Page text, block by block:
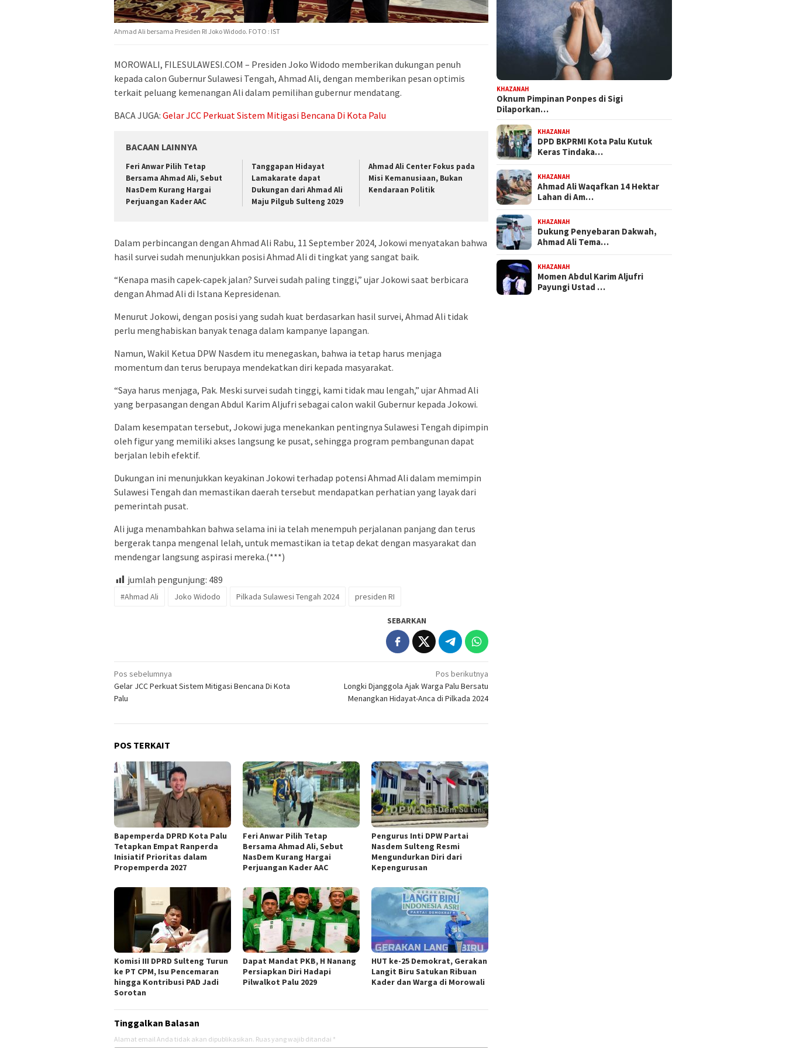
Ahmad Ali bersama Presiden RI Joko Widodo. FOTO : IST
MOROWALI, FILESULAWESI.COM – Presiden Joko Widodo memberikan dukungan penuh
kepada calon Gubernur Sulawesi Tengah, Ahmad Ali, dengan memberikan pesan optimis
terkait peluang kemenangan Ali dalam pemilihan gubernur mendatang.
BACA JUGA: Gelar JCC Perkuat Sistem Mitigasi Bencana Di Kota Palu
BACAAN LAINNYA
Feri Anwar Pilih Tetap
Bersama Ahmad Ali, Sebut
NasDem Kurang Hargai
Perjuangan Kader AAC
Tanggapan Hidayat
Lamakarate dapat
Dukungan dari Ahmad Ali
Maju Pilgub Sulteng 2029
Ahmad Ali Center Fokus pada
Misi Kemanusiaan, Bukan
Kendaraan Politik
Dalam perbincangan dengan Ahmad Ali Rabu, 11 September 2024, Jokowi menyatakan bahwa
hasil survei sudah menunjukkan posisi Ahmad Ali di tingkat yang sangat baik.
“Kenapa masih capek-capek jalan? Survei sudah paling tinggi,” ujar Jokowi saat berbicara
dengan Ahmad Ali di Istana Kepresidenan.
Menurut Jokowi, dengan posisi yang sudah kuat berdasarkan hasil survei, Ahmad Ali tidak
perlu menghabiskan banyak tenaga dalam kampanye lapangan.
Namun, Wakil Ketua DPW Nasdem itu menegaskan, bahwa ia tetap harus menjaga
momentum dan terus berupaya mendekatkan diri kepada masyarakat.
“Saya harus menjaga, Pak. Meski survei sudah tinggi, kami tidak mau lengah,” ujar Ahmad Ali
yang berpasangan dengan Abdul Karim Aljufri sebagai calon wakil Gubernur kepada Jokowi.
Dalam kesempatan tersebut, Jokowi juga menekankan pentingnya Sulawesi Tengah dipimpin
oleh figur yang memiliki akses langsung ke pusat, sehingga program pembangunan dapat
berjalan lebih efektif.
Dukungan ini menunjukkan keyakinan Jokowi terhadap potensi Ahmad Ali dalam memimpin
Sulawesi Tengah dan memastikan daerah tersebut mendapatkan perhatian yang layak dari
pemerintah pusat.
Ali juga menambahkan bahwa selama ini ia telah menempuh perjalanan panjang dan terus
bergerak tanpa mengenal lelah, untuk memastikan ia tetap dekat dengan masyarakat dan
mendengar langsung aspirasi mereka.(***)
jumlah pengunjung: 489
#Ahmad Ali Joko Widodo Pilkada Sulawesi Tengah 2024 presiden RI
SEBARKAN
Navigasi
pos
Pos sebelumnya
Gelar JCC Perkuat Sistem Mitigasi Bencana Di Kota
Palu
Pos berikutnya
Longki Djanggola Ajak Warga Palu Bersatu
Menangkan Hidayat-Anca di Pilkada 2024
POS TERKAIT
Bapemperda DPRD Kota Palu
Tetapkan Empat Ranperda
Inisiatif Prioritas dalam
Propemperda 2027
Feri Anwar Pilih Tetap
Bersama Ahmad Ali, Sebut
NasDem Kurang Hargai
Perjuangan Kader AAC
Pengurus Inti DPW Partai
Nasdem Sulteng Resmi
Mengundurkan Diri dari
Kepengurusan
Komisi III DPRD Sulteng Turun
ke PT CPM, Isu Pencemaran
hingga Kontribusi PAD Jadi
Sorotan
Dapat Mandat PKB, H Nanang
Persiapkan Diri Hadapi
Pilwalkot Palu 2029
HUT ke-25 Demokrat, Gerakan
Langit Biru Satukan Ribuan
Kader dan Warga di Morowali
Tinggalkan Balasan
Alamat email Anda tidak akan dipublikasikan. Ruas yang wajib ditandai *
KHAZANAH
Oknum Pimpinan Ponpes di Sigi
Dilaporkan…
KHAZANAH
DPD BKPRMI Kota Palu Kutuk
Keras Tindaka…
KHAZANAH
Ahmad Ali Waqafkan 14 Hektar
Lahan di Am…
KHAZANAH
Dukung Penyebaran Dakwah,
Ahmad Ali Tema…
KHAZANAH
Momen Abdul Karim Aljufri
Payungi Ustad …